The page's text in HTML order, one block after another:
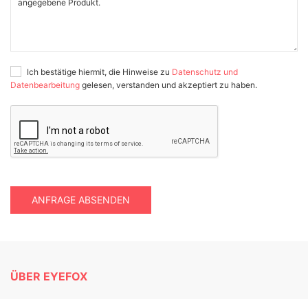
Ich bestätige hiermit, die Hinweise zu Datenschutz und
Datenbearbeitung gelesen, verstanden und akzeptiert zu haben.
ANFRAGE ABSENDEN
ÜBER EYEFOX